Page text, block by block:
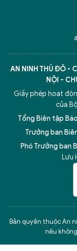
AN NINH THỦ ĐÔ -
NỘI -
Giấy phép hoạt
của
Tổng Biên tập
Trưởng ban
Phó Trưởng ban
Lưu
Bản quyền thuộc An
nếu
5 điểm nghẽn